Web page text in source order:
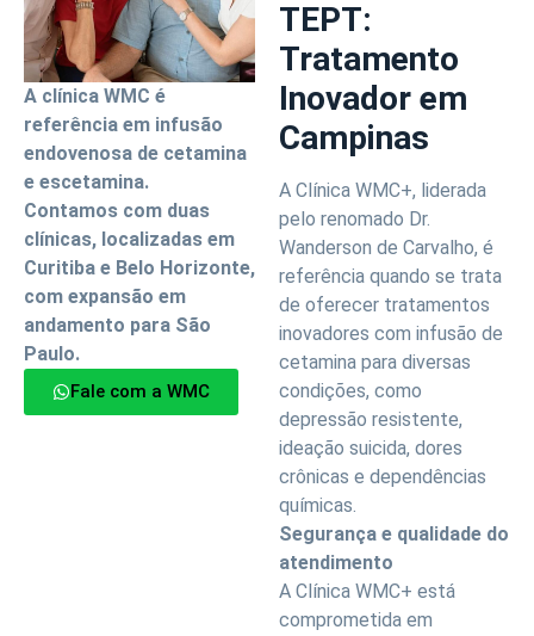
A clínica WMC é
referência em infusão
endovenosa de cetamina
e escetamina.
Contamos com duas
clínicas, localizadas em
Curitiba e Belo Horizonte,
com expansão em
andamento para São
Paulo.
Fale com a WMC
TEPT:
Tratamento
Inovador em
Campinas
A Clínica WMC+, liderada
pelo renomado Dr.
Wanderson de Carvalho, é
referência quando se trata
de oferecer tratamentos
inovadores com infusão de
cetamina para diversas
condições, como
depressão resistente,
ideação suicida, dores
crônicas e dependências
químicas.
Segurança e qualidade do
atendimento
A Clínica WMC+ está
comprometida em